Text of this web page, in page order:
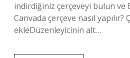
indirdiğiniz çerçeveyi bulun ve
Canvada çerçeve nasıl yapılır?
ekleDüzenleyicinin alt…